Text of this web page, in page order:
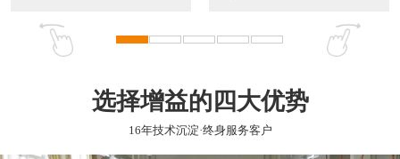
选择增益的四大优势
16年技术沉淀·终身服务客户